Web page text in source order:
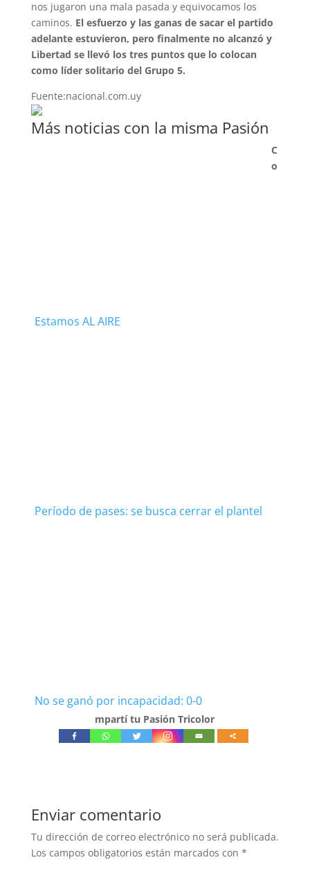
nos jugaron una mala pasada y equivocamos los
caminos. El esfuerzo y las ganas de sacar el partido
adelante estuvieron, pero finalmente no alcanzó y
Libertad se llevó los tres puntos que lo colocan
como líder solitario del Grupo 5.
Fuente:nacional.com.uy
Más noticias con la misma Pasión
Estamos AL AIRE
Período de pases: se busca cerrar el plantel
No se ganó por incapacidad: 0-0
C
o
mpartí tu Pasión Tricolor
Enviar comentario
Tu dirección de correo electrónico no será publicada.
Los campos obligatorios están marcados con *